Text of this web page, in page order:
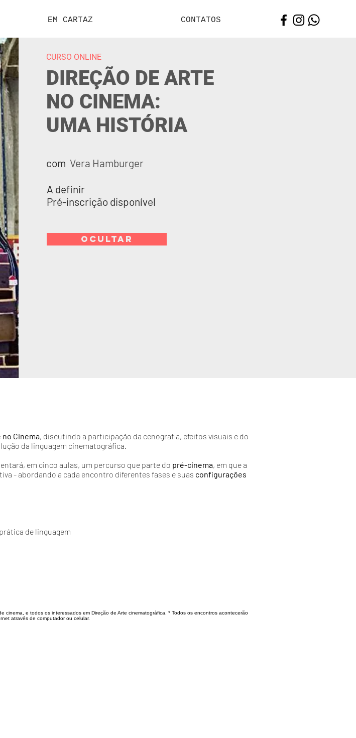
EM CARTAZ CONTATOS
CURSO ONLINE
DIREÇÃO DE ARTE
NO CINEMA:
UMA HISTÓRIA
com Vera Hamburger
A definir
Pré-inscrição disponível
OCULTAR
no Cinema, discutindo a participação da cenografia, efeitos visuais e do
da linguagem cinematográfica.
em cinco aulas, um percurso que parte do pré-cinema, em que a
- abordando a cada encontro diferentes fases e suas configurações
de linguagem
e todos os interessados em Direção de Arte cinematográfica. * Todos os encontros acontecerão
através de computador ou celular.